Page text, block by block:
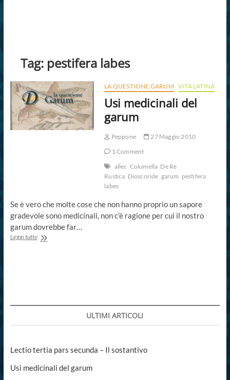
Tag: pestifera labes
LA QUESTIONE GARUM VITA LATINA
Usi medicinali del
garum
Peppone
27 Maggio 2010
1 Comment
allec Columella De Re
Rustica Dioscoride garum pestifera
labes
Se è vero che molte cose che non hanno proprio un sapore
gradevole sono medicinali, non c’è ragione per cui il nostro
garum dovrebbe far…
Leggi tuttoUsi
ULTIMI ARTICOLI
Lectio tertia pars secunda – Il sostantivo
Usi medicinali del garum